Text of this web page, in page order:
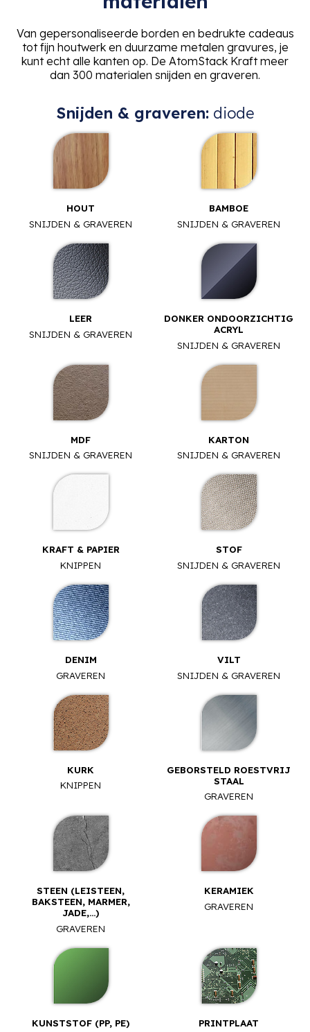
Van gepersonaliseerde borden en bedrukte cadeaus
tot fijn houtwerk en duurzame metalen gravures, je
kunt echt alle kanten op. De AtomStack Kraft meer
dan 300 materialen snijden en graveren.
Snijden & graveren: diode
HOUT
SNIJDEN & GRAVEREN
BAMBOE
SNIJDEN & GRAVEREN
LEER
SNIJDEN & GRAVEREN
DONKER ONDOORZICHTIG
ACRYL
SNIJDEN & GRAVEREN
MDF
SNIJDEN & GRAVEREN
KARTON
SNIJDEN & GRAVEREN
KRAFT & PAPIER
KNIPPEN
STOF
SNIJDEN & GRAVEREN
DENIM
GRAVEREN
VILT
SNIJDEN & GRAVEREN
KURK
KNIPPEN
GEBORSTELD ROESTVRIJ
STAAL
GRAVEREN
STEEN (LEISTEEN,
BAKSTEEN, MARMER,
JADE,...)
GRAVEREN
KERAMIEK
GRAVEREN
KUNSTSTOF (PP, PE)
PRINTPLAAT